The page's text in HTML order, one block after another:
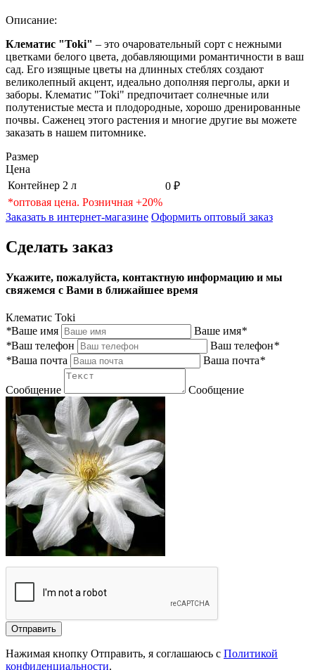
Описание:
Клематис "Toki" – это очаровательный сорт с нежными
цветками белого цвета, добавляющими романтичности в ваш
сад. Его изящные цветы на длинных стеблях создают
великолепный акцент, идеально дополняя перголы, арки и
заборы. Клематис "Toki" предпочитает солнечные или
полутенистые места и плодородные, хорошо дренированные
почвы. Саженец этого растения и многие другие вы можете
заказать в нашем питомнике.
Размер
Цена
Контейнер 2 л
0 ₽
*оптовая цена. Розничная +20%
Заказать в интернет-магазине Оформить оптовый заказ
Сделать заказ
Укажите, пожалуйста, контактную информацию и мы
свяжемся с Вами в ближайшее время
Клематис Toki
*Ваше имя Ваше имя*
*Ваш телефон Ваш телефон*
*Ваша почта Ваша почта*
Сообщение Сообщение
Отправить
Нажимая кнопку Отправить, я соглашаюсь с Политикой
конфиденциальности.